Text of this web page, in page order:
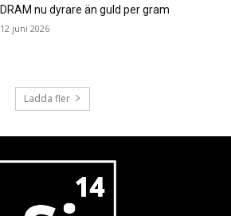
DRAM nu dyrare än guld per gram
12 juni 2026
Ladda fler